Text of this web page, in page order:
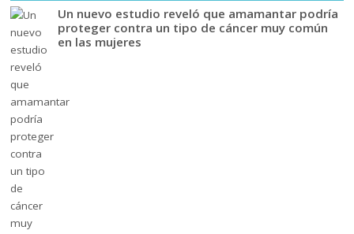
Un nuevo estudio reveló que amamantar podría
proteger contra un tipo de cáncer muy común
en las mujeres